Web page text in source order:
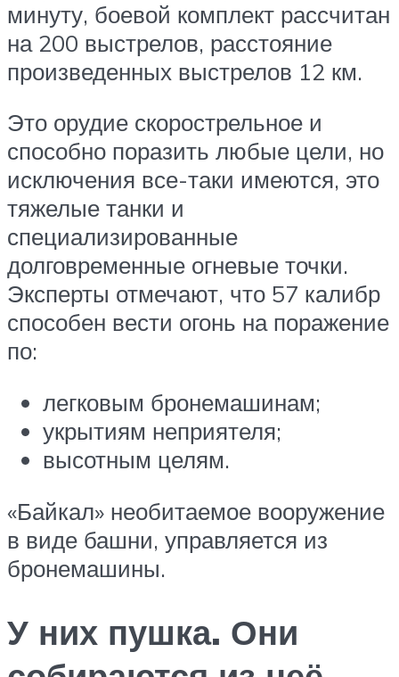
минуту, боевой комплект рассчитан
на 200 выстрелов, расстояние
произведенных выстрелов 12 км.
Это орудие скорострельное и
способно поразить любые цели, но
исключения все-таки имеются, это
тяжелые танки и
специализированные
долговременные огневые точки.
Эксперты отмечают, что 57 калибр
способен вести огонь на поражение
по:
легковым бронемашинам;
укрытиям неприятеля;
высотным целям.
«Байкал» необитаемое вооружение
в виде башни, управляется из
бронемашины.
У них пушка. Они